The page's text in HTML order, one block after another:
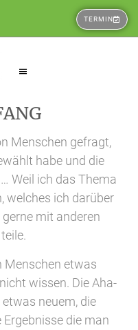
TERMIN
Menschen gefragt,
habe und die
Weil ich das Thema
welches ich darüber
mit anderen
Menschen etwas
wissen. Die Aha-
neuem, die
die man